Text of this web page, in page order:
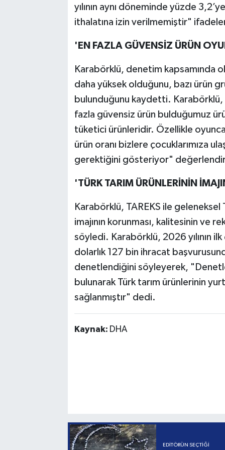
yılının aynı döneminde yüzde
ithalatına izin verilmemiştir"
'EN FAZLA GÜVENSİZ ÜRÜN
Karabörklü, denetim kapsamında
daha yüksek olduğunu, bazı ürün
bulunduğunu kaydetti. Karabörklü,
fazla güvensiz ürün bulduğumuz
tüketici ürünleridir. Özellikle
ürün oranı bizlere çocuklarımıza
gerektiğini gösteriyor"
'TÜRK TARIM ÜRÜNLERİNİN
Karabörklü, TAREKS ile geleneksel
imajının korunması, kalitesinin ve
söyledi. Karabörklü, 2026 yılının
dolarlık 127 bin ihracat
denetlendiğini söyleyerek,
bulunarak Türk tarım ürünlerinin yurt
sağlanmıştır" dedi.
Kaynak: DHA
EDITÖRÜN SEÇTIĞI